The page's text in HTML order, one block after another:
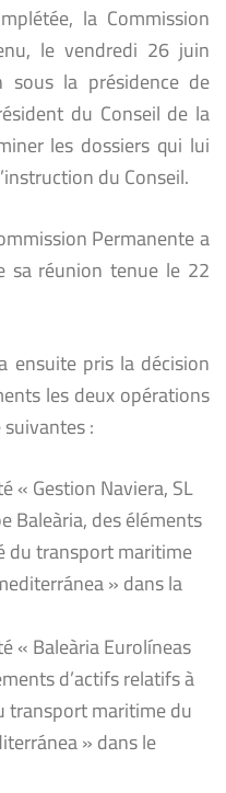
la Commission
le vendredi 26 juin
la présidence de
du Conseil de la
les dossiers qui lui
du Conseil.
Permanente a
sa réunion tenue le 22
ensuite pris la décision
les deux opérations
:
« Gestion Naviera, SL
Baleària, des éléments
du transport maritime
» dans la
« Baleària Eurolíneas
d’actifs relatifs à
transport maritime du
» dans le